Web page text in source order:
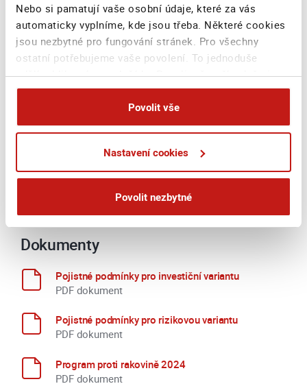
Nebo si pamatují vaše osobní údaje, které za vás
automaticky vyplníme, kde jsou třeba. Některé cookies
jsou nezbytné pro fungování stránek. Pro všechny
ostatní potřebujeme vaše povolení. To jednoduše
udělíte kliknutím na tlačítko Povolit vše, případně si
můžete zvolit vlastní nastavení. Na základě vašeho
souhlasu můžeme také při sjednání na webu bezpečně
sbírat vaše jméno, příjmení či email a poskytovat je
(business.safety.google/privacy), Sklik, atp. Tyto
cookies používáme pro personalizaci reklam. A vaše
dodržujeme přísná pravidla ochrany osobních
Povolit vše
Nastavení cookies
Povolit nezbytné
Všechny dotazy
Hodnocení
4,5z5
Dokumenty
Pojistné podmínky pro investiční variantu
PDF dokument
Pojistné podmínky pro rizikovou variantu
PDF dokument
Program proti rakovině 2024
PDF dokument